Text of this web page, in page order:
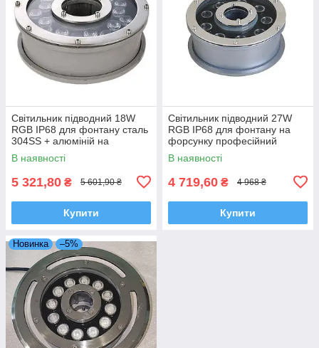
Світильник підводний 18W
RGB IP68 для фонтану сталь
304SS + алюміній на
форсунку
професійнийEcolend
В наявності
5 321,80 ₴ 5 601,90 ₴
Купити
Світильник підводний 27W
RGB IP68 для фонтану на
форсунку професійний
Ecolend
В наявності
4 719,60 ₴ 4 968 ₴
Купити
Новинка –5%